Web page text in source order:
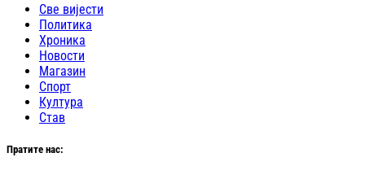
Све вијести
Политика
Хроника
Новости
Магазин
Спорт
Култура
Став
Пратите нас: